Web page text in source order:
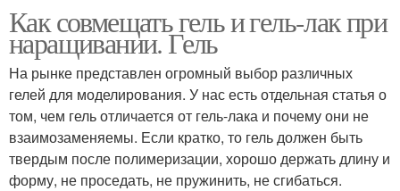
Как совмещать гель и гель-лак при
наращивании. Гель
На рынке представлен огромный выбор различных
гелей для моделирования. У нас есть отдельная статья о
том, чем гель отличается от гель-лака и почему они не
взаимозаменяемы. Если кратко, то гель должен быть
твердым после полимеризации, хорошо держать длину и
форму, не проседать, не пружинить, не сгибаться.